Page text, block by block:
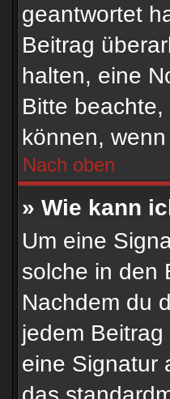
geantwortet
Beitrag
halten, eine
Bitte
können,
Nach oben
» Wie kann
Um eine
solche in den
Nachdem du
jedem
eine Signatur